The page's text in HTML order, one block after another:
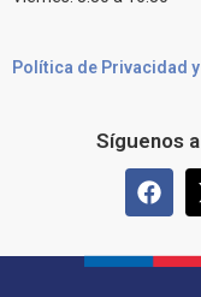
Política de Privacidad
Síguenos